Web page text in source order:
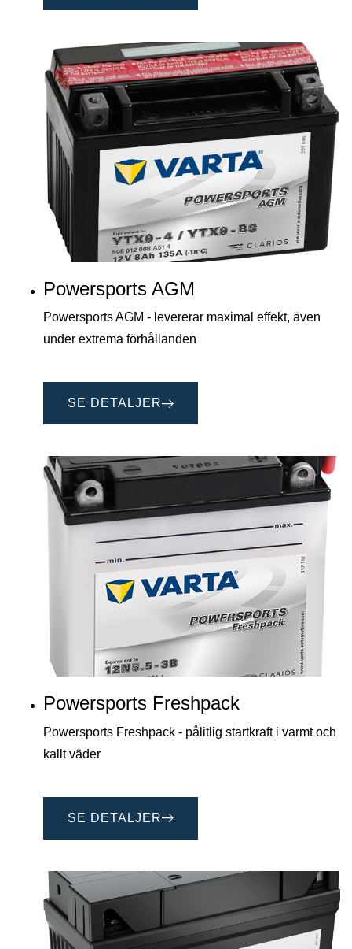
Powersports AGM
Powersports AGM - levererar maximal effekt, även
under extrema förhållanden
SE DETALJER
Powersports Freshpack
Powersports Freshpack - pålitlig startkraft i varmt och
kallt väder
SE DETALJER